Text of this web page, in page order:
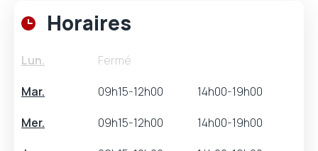
Horaires
Lun.
Fermé
Mar.
09h15-12h00
14h00-19h00
Mer.
09h15-12h00
14h00-19h00